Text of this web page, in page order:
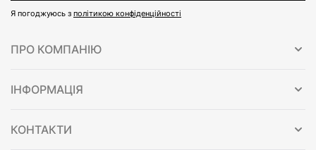
Я погоджуюсь з політикою конфіденційності
ПРО КОМПАНІЮ
ІНФОРМАЦІЯ
КОНТАКТИ